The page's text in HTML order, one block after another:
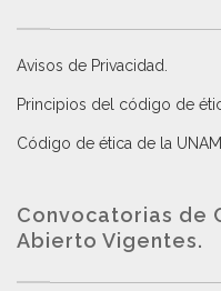
Avisos de Privacidad
Principios del código de
Código de ética de la UNAM
Convocatorias de
Abierto Vigentes.